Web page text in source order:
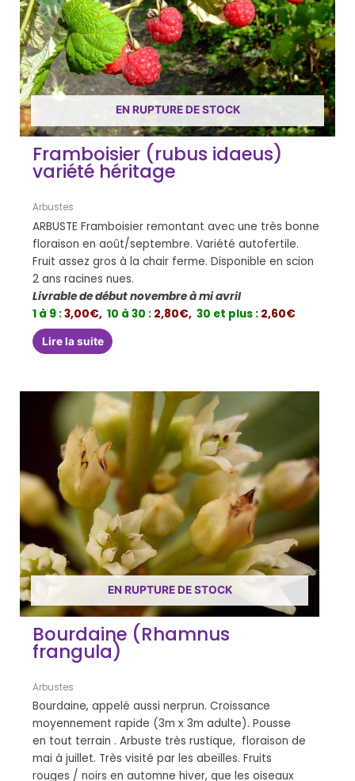
EN RUPTURE DE STOCK
Framboisier (rubus idaeus)
variété héritage
Arbustes
ARBUSTE Framboisier remontant avec une très bonne
floraison en août/septembre. Variété autofertile.
Fruit assez gros à la chair ferme. Disponible en scion
2 ans racines nues.
Livrable de début novembre à mi avril
1 à 9 :3,00€, 10 à 30 : 2,80€, 30 et plus : 2,60€
Lire la suite
EN RUPTURE DE STOCK
Bourdaine (Rhamnus
frangula)
Arbustes
Bourdaine, appelé aussi nerprun. Croissance
moyennement rapide (3m x 3m adulte). Pousse
en tout terrain . Arbuste très rustique, floraison de
mai à juillet. Très visité par les abeilles. Fruits
rouges / noirs en automne hiver, que les oiseaux